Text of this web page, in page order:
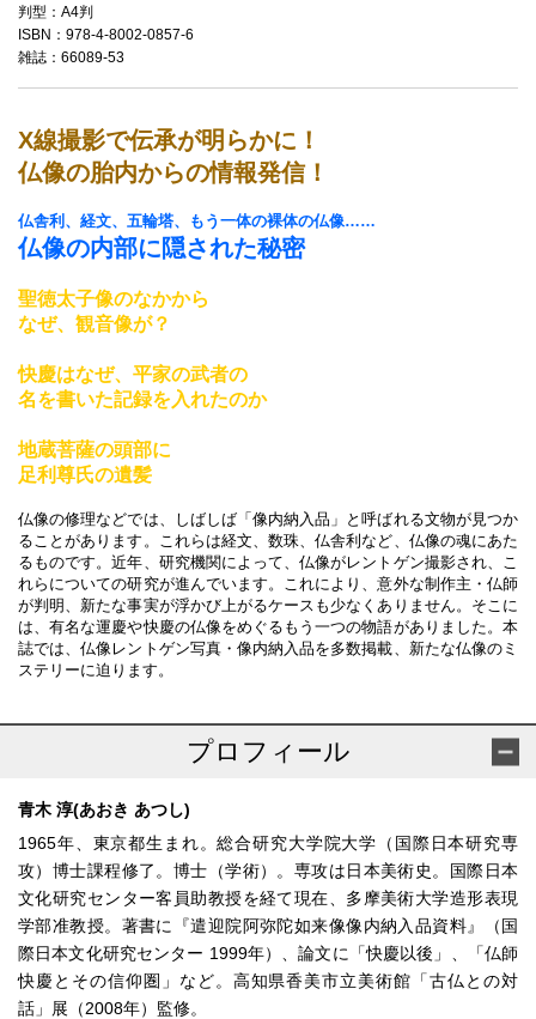
判型：A4判
ISBN：978-4-8002-0857-6
雑誌：66089-53
X線撮影で伝承が明らかに！
仏像の胎内からの情報発信！
仏舎利、経文、五輪塔、もう一体の裸体の仏像……
仏像の内部に隠された秘密
聖徳太子像のなかから
なぜ、観音像が？
快慶はなぜ、平家の武者の
名を書いた記録を入れたのか
地蔵菩薩の頭部に
足利尊氏の遺髪
仏像の修理などでは、しばしば「像内納入品」と呼ばれる文物が見つか
ることがあります。これらは経文、数珠、仏舎利など、仏像の魂にあた
るものです。近年、研究機関によって、仏像がレントゲン撮影され、こ
れらについての研究が進んでいます。これにより、意外な制作主・仏師
が判明、新たな事実が浮かび上がるケースも少なくありません。そこに
は、有名な運慶や快慶の仏像をめぐるもう一つの物語がありました。本
誌では、仏像レントゲン写真・像内納入品を多数掲載、新たな仏像のミ
ステリーに迫ります。
プロフィール
青木 淳(あおき あつし)
1965年、東京都生まれ。総合研究大学院大学（国際日本研究専
攻）博士課程修了。博士（学術）。専攻は日本美術史。国際日本
文化研究センター客員助教授を経て現在、多摩美術大学造形表現
学部准教授。著書に『遣迎院阿弥陀如来像像内納入品資料』（国
際日本文化研究センター 1999年）、論文に「快慶以後」、「仏師
快慶とその信仰圏」など。高知県香美市立美術館「古仏との対
話」展（2008年）監修。